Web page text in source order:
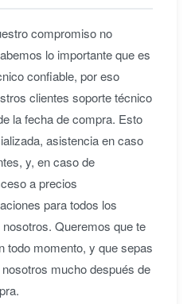
compromiso no
lo importante que es
confiable, por eso
clientes soporte técnico
la fecha de compra. Esto
asistencia en caso
y, en caso de
a precios
para todos los
Queremos que te
todo momento, y que sepas
mucho después de